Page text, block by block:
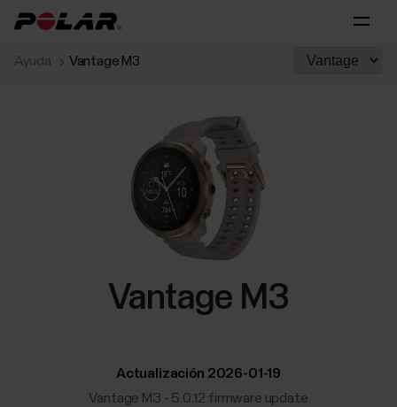
Ayuda Vantage M3
Vantage M3
Actualización 2026-01-19
Vantage M3 - 5.0.12 firmware update